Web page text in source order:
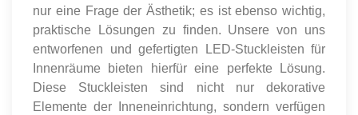
nur eine Frage der Ästhetik; es ist ebenso wichtig,
praktische Lösungen zu finden. Unsere von uns
entworfenen und gefertigten LED-Stuckleisten für
Innenräume bieten hierfür eine perfekte Lösung.
Diese Stuckleisten sind nicht nur dekorative
Elemente der Inneneinrichtung, sondern verfügen